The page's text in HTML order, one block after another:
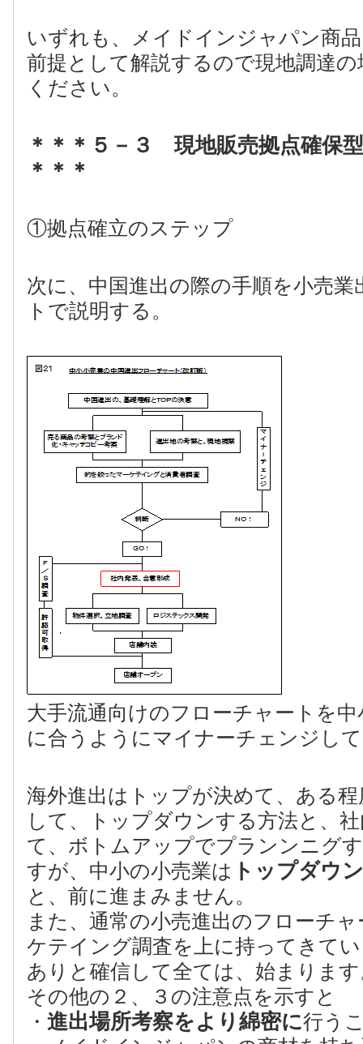
いずれも、メイドインジャパン商
前提として解説するので現地調達
ください。
＊＊＊５－３ 現地販売拠点確保
＊＊＊
①拠点確立のステップ
次に、中国進出の際の手順を小売
トで説明する。
大手流通向けのフローチャートを
に合うようにマイナーチェンジし
海外進出はトップが決めて、ある
して、トップダウンする方法と、
て、ボトムアップでプランンニグ
すが、中小の小売業は トップダウ
と、前に進まみません。
また、通常の小売進出のフローチ
ケテイング調査を上に持ってきて
ありと確信して全ては、始まりま
その他の２、３の注意点を示すと
・ 進出場所考察をより綿密に行う